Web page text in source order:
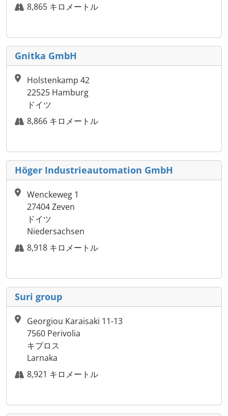
8,865 キロメートル
Gnitka GmbH
Holstenkamp 42
22525 Hamburg
ドイツ
8,866 キロメートル
Höger Industrieautomation GmbH
Wenckeweg 1
27404 Zeven
ドイツ
Niedersachsen
8,918 キロメートル
Suri group
Georgiou Karaisaki 11-13
7560 Perivolia
キプロス
Larnaka
8,921 キロメートル